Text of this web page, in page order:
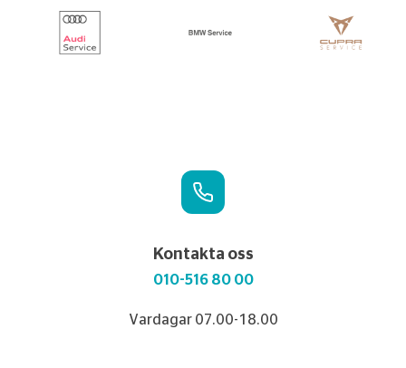
Kontakta oss
010-516 80 00
Vardagar 07.00-18.00